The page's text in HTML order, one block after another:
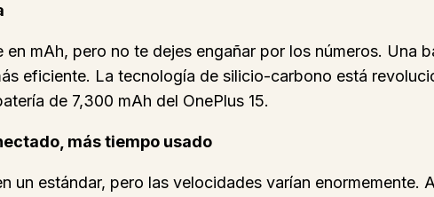
mAh, pero no te dejes engañar por los números. Una
eficiente. La tecnología de silicio-carbono está
de 7,300 mAh del OnePlus 15.
más tiempo usado
un estándar, pero las velocidades varían